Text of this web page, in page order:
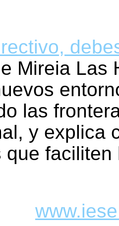
Mireia Las
las
y explica
que